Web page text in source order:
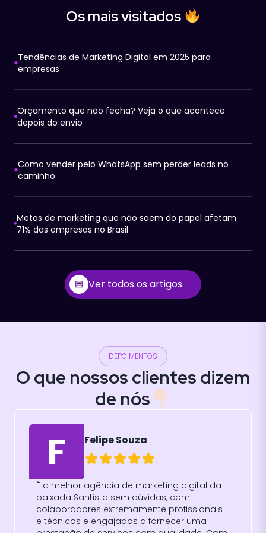
Os mais visitados
Tendências de Marketing Digital em 2025 para
empresas
Orçamento que não fecha? Veja o que acontece
depois do envio
Como vender pelo WhatsApp sem perder leads no
caminho
Metas de marketing que não saem do papel afetam
71% das empresas no Brasil
Ver todos os artigos
DEPOIMENTOS
O que nossos clientes dizem
de nós
L Luís Fernando Santos Gomes
É uma empresa muito boa, realmente
focada nos seus valores com profissionais
dedicados e um local super agradável e
aconchegante.